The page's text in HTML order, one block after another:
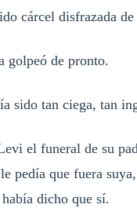
cárcel disfrazada de
golpeó de pronto.
sido tan ciega, tan
el funeral de su
pedía que fuera
dicho que sí.